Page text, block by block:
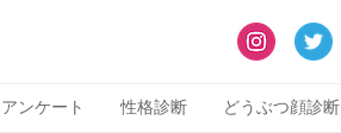
アンケート 性格診断 どうぶつ顔診断